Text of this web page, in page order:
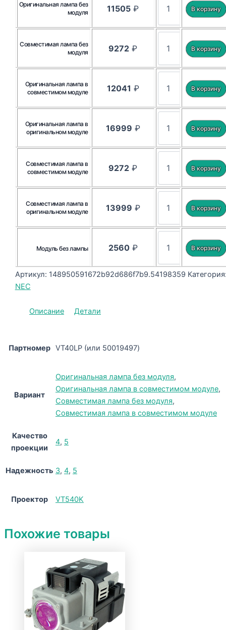
Оригинальная лампа без
модуля
11505 ₽
Совместимая лампа без
модуля
9272 ₽
Оригинальная лампа в
совместимом модуле
12041 ₽
Оригинальная лампа в
оригинальном модуле
16999 ₽
Совместимая лампа в
совместимом модуле
9272 ₽
Совместимая лампа в
оригинальном модуле
13999 ₽
Модуль без лампы 2560₽
Артикул: 148950591672b92d686f7b9.54198359
NEC
Описание Детали
Партномер VT40LP (или 50019497)
Вариант
Оригинальная лампа без модуля,
Оригинальная лампа в совместимом модуле,
Совместимая лампа без модуля,
Совместимая лампа в совместимом модуле
Качество
проекции
4, 5
Надежность 3, 4, 5
Проектор VT540K
Похожие товары